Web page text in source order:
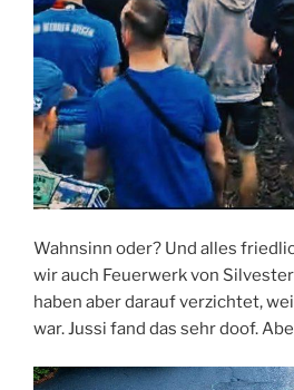
Wahnsinn oder? Und alles
wir auch Feuerwerk von
haben aber darauf verzichtet,
war. Jussi fand das sehr doof.